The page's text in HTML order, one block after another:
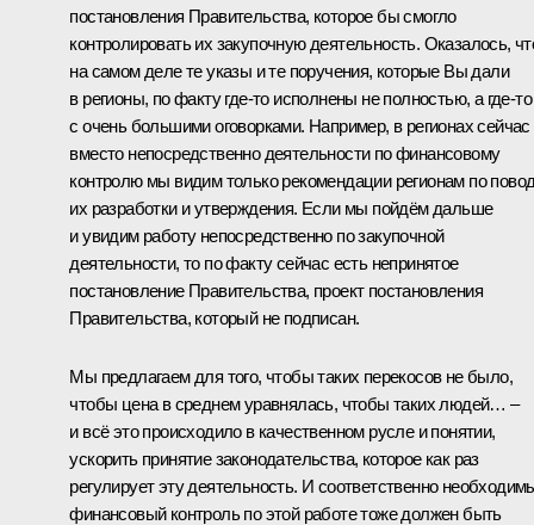
постановления Правительства, которое бы смогло
контролировать их закупочную деятельность. Оказалось,
на самом деле те указы и те поручения, которые Вы дали
в регионы, по факту где‑то исполнены не полностью, а где‑то
с очень большими оговорками. Например, в регионах сейчас
вместо непосредственно деятельности по финансовому
контролю мы видим только рекомендации регионам по
их разработки и утверждения. Если мы пойдём дальше
и увидим работу непосредственно по закупочной
деятельности, то по факту сейчас есть непринятое
постановление Правительства, проект постановления
Правительства, который не подписан.
Мы предлагаем для того, чтобы таких перекосов не было,
чтобы цена в среднем уравнялась, чтобы таких людей… –
и всё это происходило в качественном русле и понятии,
ускорить принятие законодательства, которое как раз
регулирует эту деятельность. И соответственно
финансовый контроль по этой работе тоже должен быть